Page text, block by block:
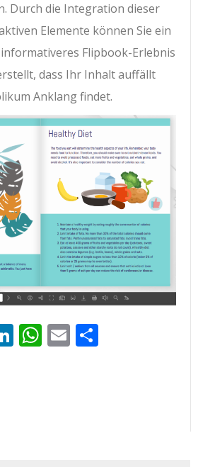
Durch die Integration dieser
Elemente können Sie ein
Flipbook-Erlebnis
dass Ihr Inhalt auffällt
Anklang findet.
LinkedIn
WhatsApp
Email